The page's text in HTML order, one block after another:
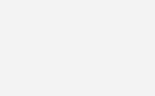
ein geringerer Höchstwert für den
Folglich muss die energetische